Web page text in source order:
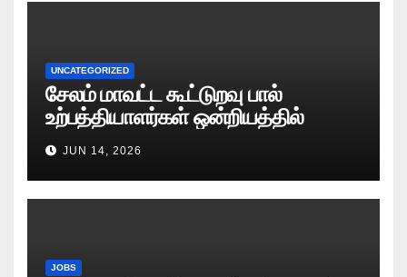
UNCATEGORIZED
சேலம் மாவட்ட கூட்டுறவு பால்
உற்பத்தியாளர்கள் ஒன்றியத்தில்
வேலைவாய்ப்பு அறிவிப்பு 2026
JUN 14, 2026
JOBS